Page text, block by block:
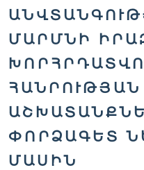
ՄԱՐՄՆԻ
ՓՈՐՁԱԳԵՏ
ՄԱՍԻՆ